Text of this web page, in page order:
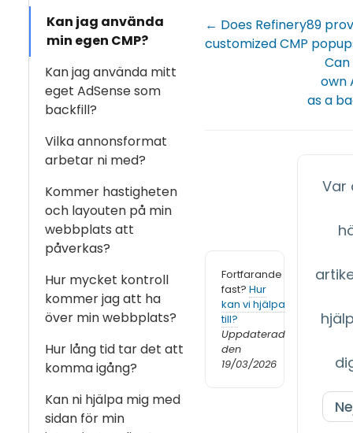
Kan jag använda
min egen CMP?
Kan jag använda mitt
eget AdSense som
backfill?
Vilka annonsformat
arbetar ni med?
Kommer hastigheten
och layouten på min
webbplats att
påverkas?
Hur mycket kontroll
kommer jag att ha
över min webbplats?
Hur lång tid tar det att
komma igång?
Kan ni hjälpa mig med
sidan för min
← Does Refinery89
customized CMP
Can
own
as a
Fortfarande
fast? Hur
kan vi hjälpa
till?
Uppdaterad
den
19/03/2026
Var